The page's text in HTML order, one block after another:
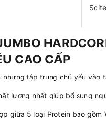
CAO CẤP
tập trung chủ yếu vào
lượng nhất giúp bổ sung
giữa 5 loại Protein bao gồm